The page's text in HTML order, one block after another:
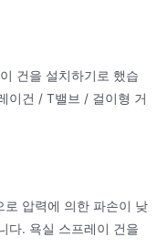
건을 설치하기로 했습
이건 / T밸브 / 걸이형 거
로 압력에 의한 파손이 낮
다. 욕실 스프레이 건을